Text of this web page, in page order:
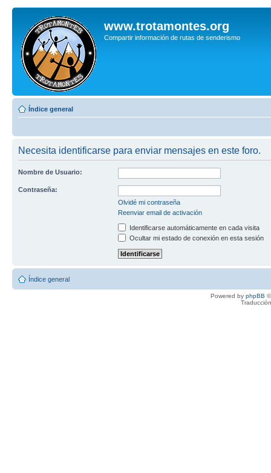
www.trotamontes.org
Compartir información de rutas de senderismo
Índice general
Necesita identificarse para enviar mensajes en este foro.
Nombre de Usuario:
Contraseña:
Olvidé mi contraseña
Reenviar email de activación
Identificarse automáticamente en cada visita
Ocultar mi estado de conexión en esta sesión
Índice general
Powered by phpBB